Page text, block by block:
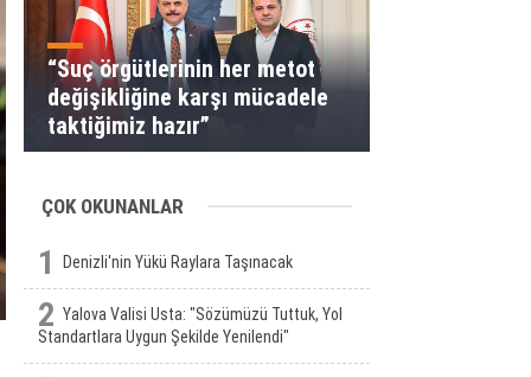
“Suç örgütlerinin her metot
değişikliğine karşı mücadele
taktiğimiz hazır”
ÇOK OKUNANLAR
1 Denizli'nin Yükü Raylara Taşınacak
2 Yalova Valisi Usta: "Sözümüzü Tuttuk, Yol
Standartlara Uygun Şekilde Yenilendi"